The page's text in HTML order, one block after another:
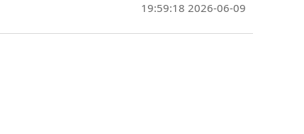
2026-06-09 19:59:18